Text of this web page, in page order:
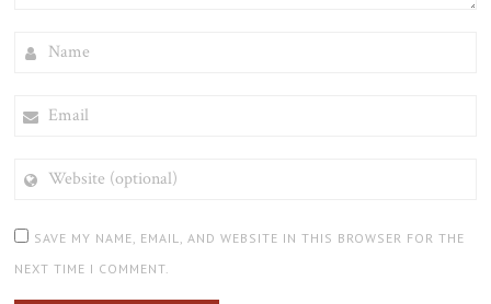
(OPTIONAL)
SAVE MY NAME, EMAIL, AND WEBSITE IN THIS BROWSER FOR THE
NEXT TIME I COMMENT.